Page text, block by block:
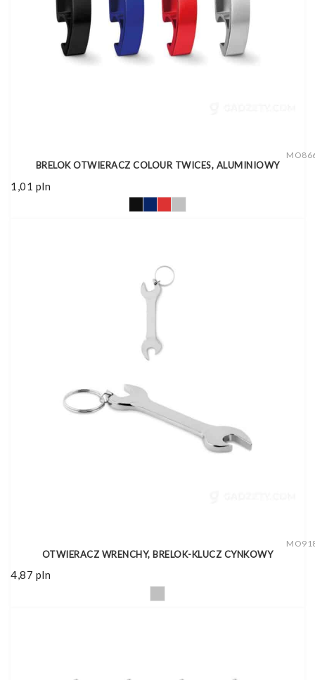
BRELOK OTWIERACZ COLOUR TWICES, ALUMINIOWY
1,01 pln
OTWIERACZ WRENCHY, BRELOK-KLUCZ CYNKOWY
4,87 pln